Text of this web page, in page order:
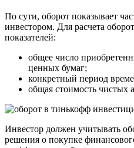
По сути, оборот показывает
инвестором. Для расчета
показателей:
общее число
ценных бумаг;
конкретный период
общая стоимость чистых
Инвестор должен учитывать
решения о покупке